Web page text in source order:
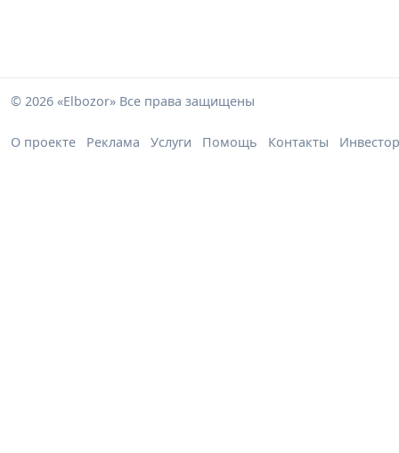
© 2026 «Elbozor» Все права защищены
О проекте Реклама Услуги Помощь Контакты